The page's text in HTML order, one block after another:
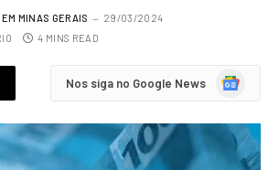
MINAS GERAIS
29/03/2024
4 MINS READ
Nos siga no Google News
Google